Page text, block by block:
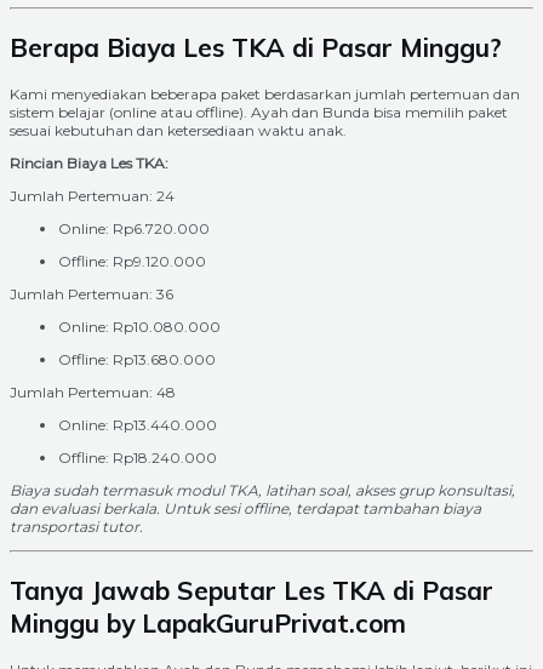
Berapa Biaya Les TKA di Pasar Minggu?
Kami menyediakan beberapa paket berdasarkan jumlah pertemuan dan
sistem belajar (online atau offline). Ayah dan Bunda bisa memilih paket
sesuai kebutuhan dan ketersediaan waktu anak.
Rincian Biaya Les TKA:
Jumlah Pertemuan: 24
Online: Rp6.720.000
Offline: Rp9.120.000
Jumlah Pertemuan: 36
Online: Rp10.080.000
Offline: Rp13.680.000
Jumlah Pertemuan: 48
Online: Rp13.440.000
Offline: Rp18.240.000
Biaya sudah termasuk modul TKA, latihan soal, akses grup konsultasi,
dan evaluasi berkala. Untuk sesi offline, terdapat tambahan biaya
transportasi tutor.
Tanya Jawab Seputar Les TKA di Pasar
Minggu by LapakGuruPrivat.com